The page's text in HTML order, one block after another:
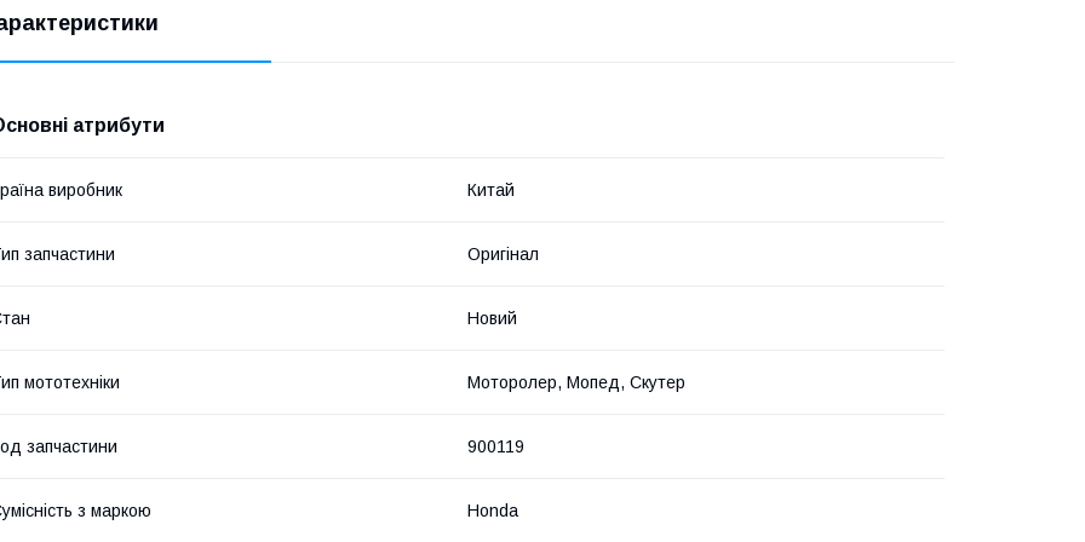
атрибути
виробник Китай
запчастини Оригінал
Новий
мототехніки Моторолер, Мопед, Скутер
запчастини 900119
з маркою Honda